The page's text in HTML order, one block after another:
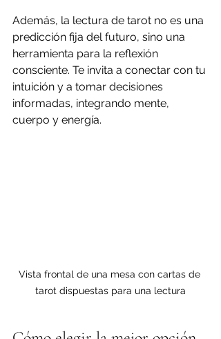
Además, la lectura de tarot no es una
predicción fija del futuro, sino una
herramienta para la reflexión
consciente. Te invita a conectar con tu
intuición y a tomar decisiones
informadas, integrando mente,
cuerpo y energía.
Vista frontal de una mesa con cartas de
tarot dispuestas para una lectura